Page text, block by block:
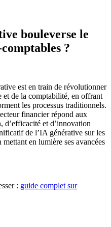
bouleverse le
?
est en train de révolutionner
et de la comptabilité, en offrant
les processus traditionnels.
financier répond aux
d’efficacité et d’innovation
de l’IA générative sur les
en lumière ses avancées
: guide complet sur